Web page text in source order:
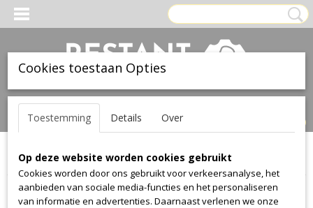
Inloggen Registreren
(0)
Home >Stof>Textaafoam>Facet>Facet 1000
Cookies toestaan Opties
Toestemming Details Over
Op deze website worden cookies gebruikt
Cookies worden door ons gebruikt voor verkeersanalyse, het
aanbieden van sociale media-functies en het personaliseren
van informatie en advertenties. Daarnaast verlenen we onze